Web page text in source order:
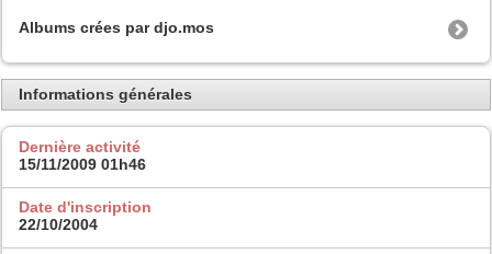
Albums crées par djo.mos
Informations générales
Dernière activité
15/11/2009 01h46
Date d'inscription
22/10/2004